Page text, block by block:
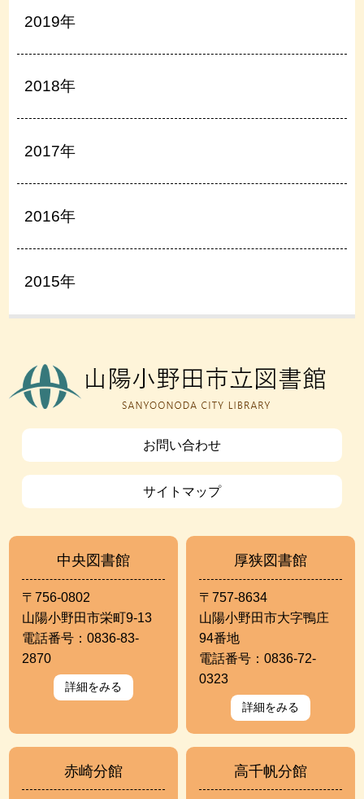
2019年
2018年
2017年
2016年
2015年
お問い合わせ
サイトマップ
中央図書館
〒756-0802
山陽小野田市栄町9-13
電話番号：0836-83-
2870
詳細をみる
厚狭図書館
〒757-8634
山陽小野田市大字鴨庄
94番地
電話番号：0836-72-
0323
詳細をみる
赤崎分館 高千帆分館